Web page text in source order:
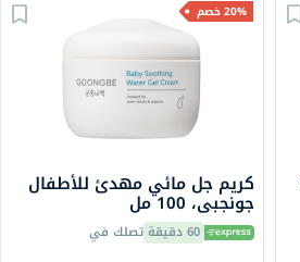
20% خصم
كريم جل مائي مهدئ للأطفال
جونجبي، 100 مل
60 دقيقة تصلك في